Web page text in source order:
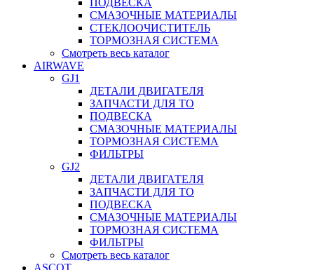
ПОДВЕСКА
СМАЗОЧНЫЕ МАТЕРИАЛЫ
СТЕКЛООЧИСТИТЕЛЬ
ТОРМОЗНАЯ СИСТЕМА
Смотреть весь каталог
AIRWAVE
GJ1
ДЕТАЛИ ДВИГАТЕЛЯ
ЗАПЧАСТИ ДЛЯ ТО
ПОДВЕСКА
СМАЗОЧНЫЕ МАТЕРИАЛЫ
ТОРМОЗНАЯ СИСТЕМА
ФИЛЬТРЫ
GJ2
ДЕТАЛИ ДВИГАТЕЛЯ
ЗАПЧАСТИ ДЛЯ ТО
ПОДВЕСКА
СМАЗОЧНЫЕ МАТЕРИАЛЫ
ТОРМОЗНАЯ СИСТЕМА
ФИЛЬТРЫ
Смотреть весь каталог
ASCOT